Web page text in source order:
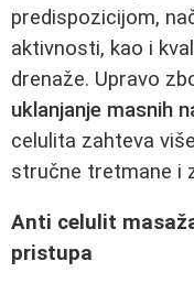
predispozicijom,
aktivnosti, kao i
drenaže. Upravo
uklanjanje masnih
celulita zahteva
stručne tretmane i
Anti celulit
pristupa